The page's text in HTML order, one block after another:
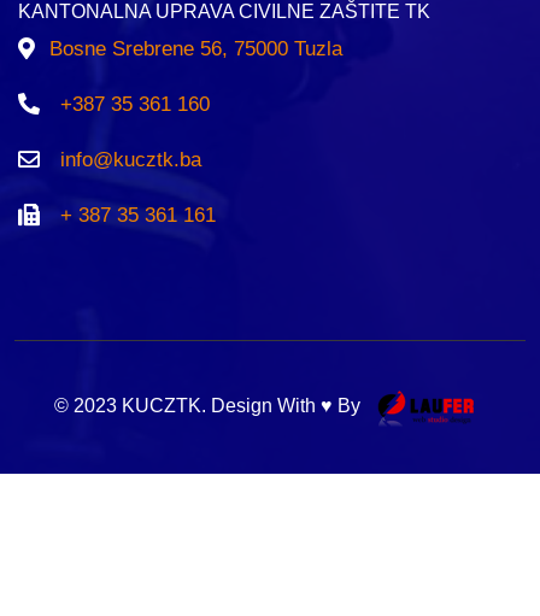
KANTONALNA UPRAVA CIVILNE ZAŠTITE TK
Bosne Srebrene 56, 75000 Tuzla
+387 35 361 160
info@kucztk.ba
+ 387 35 361 161
© 2023 KUCZTK. Design With ♥ By